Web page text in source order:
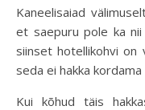
Kaneelisaiad
et saepuru pole ka
siinset hotellikohvi on
seda ei hakka
Kui kõhud täis